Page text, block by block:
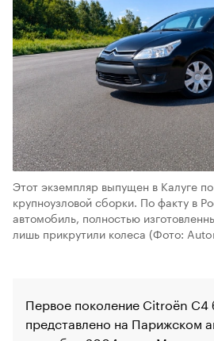
Этот экземпляр выпущен в Калуге
крупноузловой сборки. По факту в
автомобиль, полностью
лишь прикрутили колеса (Фото:
Первое поколение Citroёn C4
представлено на Парижском